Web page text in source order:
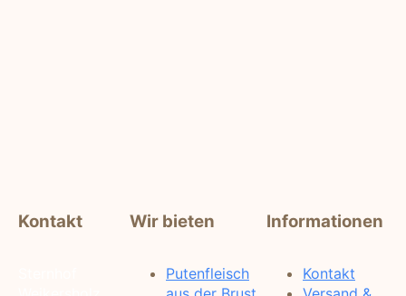
Kontakt Wir bieten
Putenfleisch
Informationen
Kontakt